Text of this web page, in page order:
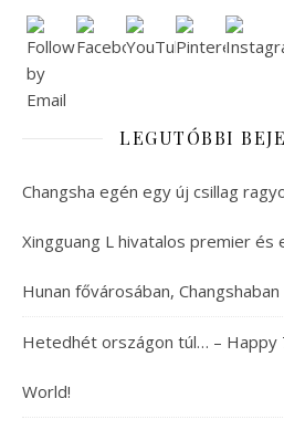
LEGUTÓBBI
Changsha egén egy új csillag
Xingguang L hivatalos premier és
Hunan fővárosában, Changshaban
Hetedhét országon túl… – Happy
World!